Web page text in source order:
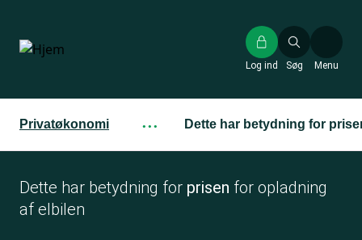
hovedindhold
Søg
Log ind Menu
Privatøkonomi ··· Dette har betydning for
Dette har betydning for prisen for opladning
af elbilen